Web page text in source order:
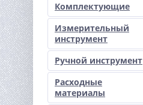
Комплектующие
Измерительный
инструмент
Ручной инструмент
Расходные
материалы